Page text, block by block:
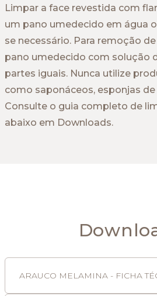
Limpar a face revestida com
um pano umedecido em água
se necessário. Para remoção
pano umedecido com solução
partes iguais. Nunca utilize
como saponáceos, esponjas
Consulte o guia completo de
abaixo em Downloads.
ARAUCO MELAMINA - FICHA